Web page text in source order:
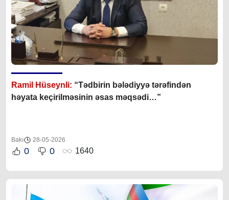
Ramil Hüseynli: “Tədbirin bələdiyyə tərəfindən
həyata keçirilməsinin əsas məqsədi…”
Bakı 28-05-2026
0 0 1640